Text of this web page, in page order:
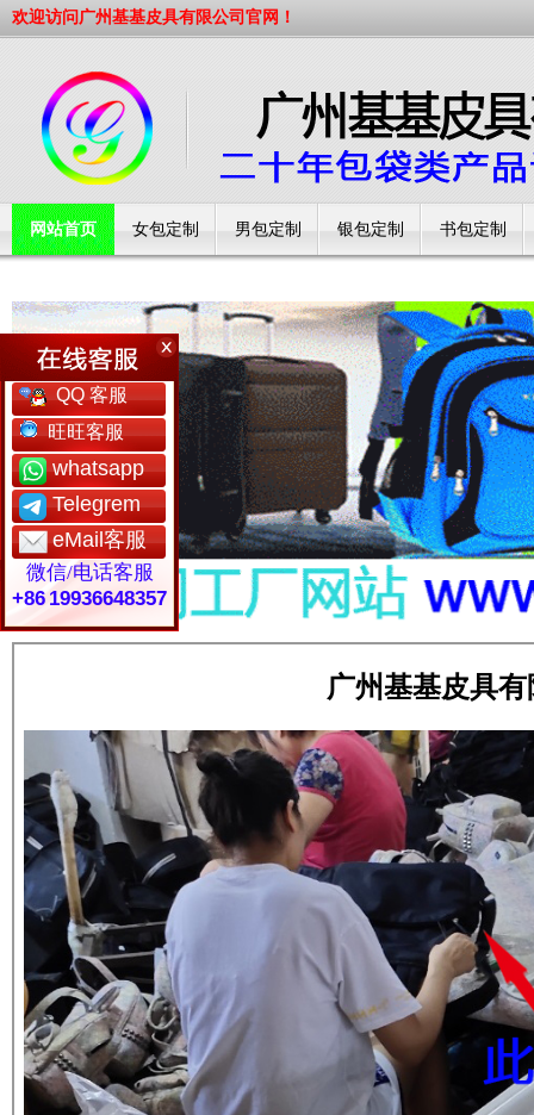
欢迎访问广州基基皮具有限公司官网！
网站首页 女包定制 男包定制 银包定制 书包定制
QQ 客服
旺旺客服
whatsapp
Telegrem
eMail客服
微信/电话客服
+86 19936648357